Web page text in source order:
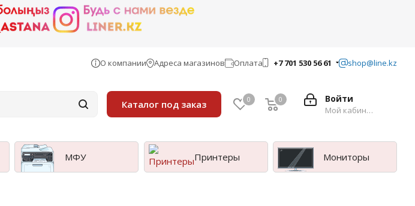
О компании Адреса магазинов Оплата +7 701 530 56 61 shop@line.kz
Каталог под заказ Войти
Мой кабинет
0 0
МФУ Принтеры Мониторы